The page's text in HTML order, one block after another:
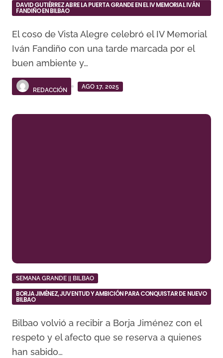
DAVID GUTIÉRREZ ABRE LA PUERTA GRANDE EN EL IV MEMORIAL IVÁN
FANDIÑO EN BILBAO
El coso de Vista Alegre celebró el IV Memorial
Iván Fandiño con una tarde marcada por el
buen ambiente y…
REDACCIÓN
AGO 17, 2025
SEMANA GRANDE || BILBAO
BORJA JIMÉNEZ, JUVENTUD Y AMBICIÓN PARA CONQUISTAR DE NUEVO
BILBAO
Bilbao volvió a recibir a Borja Jiménez con el
respeto y el afecto que se reserva a quienes
han sabido…